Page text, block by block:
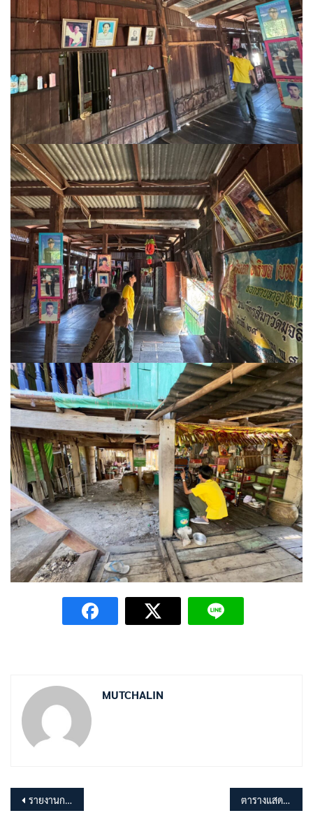
MUTCHALIN
แนะแนว
รายงานการประชุมสภา อบต.มุจลินท์ สมัยสามัญ สมัยที่ 1 ครั้งที่ 1 ประจำปี พ.ศ.2568 ตารางแสดงวงเงินโครงการปรับปรุงถนนคอนกรีตเสริมเหล็ก หมู่ที่ 9 (ซอยบ้านนายสำรวย สวนสุข)